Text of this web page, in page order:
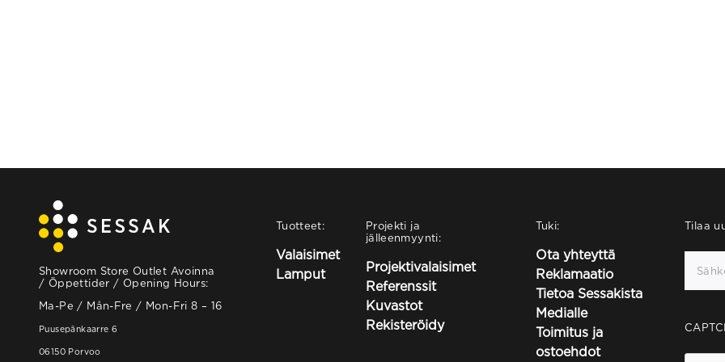
Showroom Store Outlet Avoinna
/ Öppettider / Opening Hours:
Ma-Pe / Mån-Fre / Mon-Fri 8 – 16
Puusepänkaarre 6
06150 Porvoo
Tuotteet:
Valaisimet
Lamput
Projekti ja
jälleenmyynti:
Projektivalaisimet
Referenssit
Kuvastot
Rekisteröidy
Tuki:
Ota yhteyttä
Reklamaatio
Tietoa Sessakista
Medialle
Toimitus ja
ostoehdot
Tilaa